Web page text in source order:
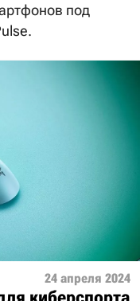
под
24 апреля 2024